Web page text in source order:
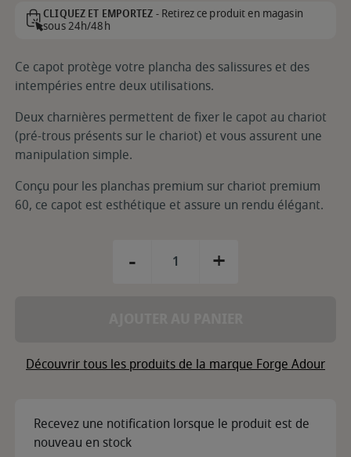
CLIQUEZ ET EMPORTEZ -Retirez ce produit en magasin
sous 24h/48h
Ce capot protège votre plancha des salissures et des
intempéries entre deux utilisations.
Deux charnières permettent de fixer le capot au chariot
(pré-trous présents sur le chariot) et vous assurent une
manipulation simple.
Conçu pour les planchas premium sur chariot premium
60, ce capot est esthétique et assure un rendu élégant.
- +
Découvrir tous les produits de la marque Forge Adour
Recevez une notification lorsque le produit est de
nouveau en stock